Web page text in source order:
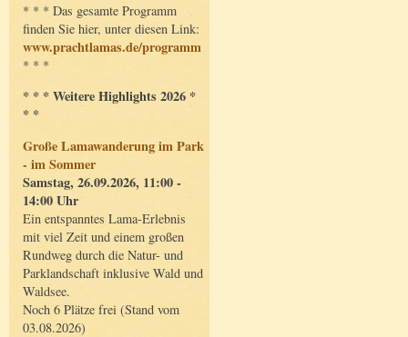
* * * Das gesamte Programm
finden Sie hier, unter diesen Link:
www.prachtlamas.de/programm
* * *
* * * Weitere Highlights 2026 *
* *
Große Lamawanderung im Park
- im Sommer
Samstag, 26.09.2026, 11:00 -
14:00 Uhr
Ein entspanntes Lama-Erlebnis
mit viel Zeit und einem großen
Rundweg durch die Natur- und
Parklandschaft inklusive Wald und
Waldsee.
Noch 6 Plätze frei (Stand vom
03.08.2026)